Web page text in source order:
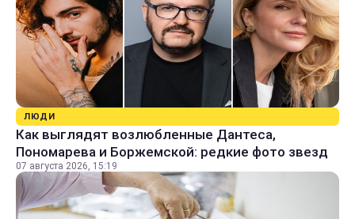
ЛЮДИ
Как выглядят возлюбленные Дантеса,
Пономарева и Боржемской: редкие фото звезд
07 августа 2026, 15:19